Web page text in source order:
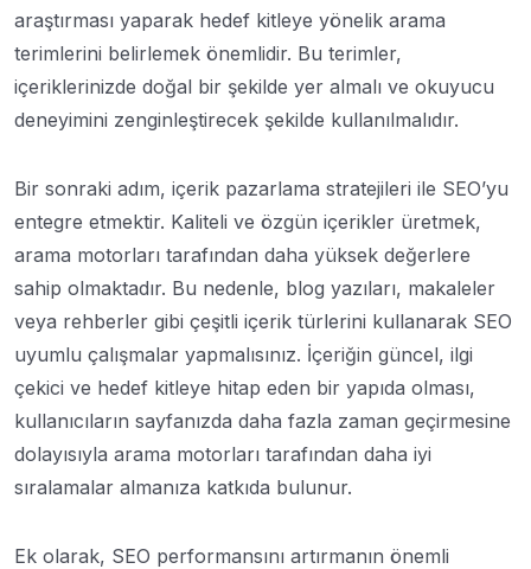
araştırması yaparak hedef kitleye yönelik arama
terimlerini belirlemek önemlidir. Bu terimler,
içeriklerinizde doğal bir şekilde yer almalı ve okuyucu
deneyimini zenginleştirecek şekilde kullanılmalıdır.
Bir sonraki adım, içerik pazarlama stratejileri ile SEO’yu
entegre etmektir. Kaliteli ve özgün içerikler üretmek,
arama motorları tarafından daha yüksek değerlere
sahip olmaktadır. Bu nedenle, blog yazıları, makaleler
veya rehberler gibi çeşitli içerik türlerini kullanarak SEO
uyumlu çalışmalar yapmalısınız. İçeriğin güncel, ilgi
çekici ve hedef kitleye hitap eden bir yapıda olması,
kullanıcıların sayfanızda daha fazla zaman geçirmesine
dolayısıyla arama motorları tarafından daha iyi
sıralamalar almanıza katkıda bulunur.
Ek olarak, SEO performansını artırmanın önemli